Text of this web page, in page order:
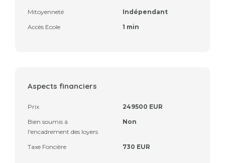
Mitoyenneté
Indépendant
Accès Ecole
1 min
Aspects financiers
Prix
249500 EUR
Bien soumis à
l'encadrement des loyers
Non
Taxe Foncière 730 EUR